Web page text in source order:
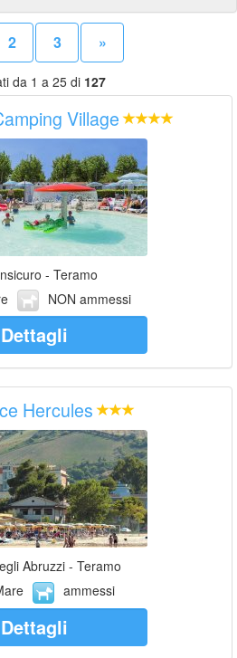
2 3 »
da 1 a 25 di 127
Village
- Teramo
NON ammessi
Dettagli
Hercules
Abruzzi - Teramo
ammessi
Dettagli